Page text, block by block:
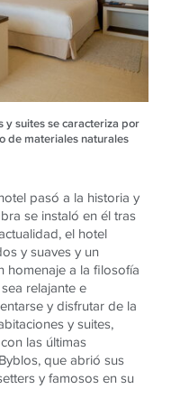
y suites se caracteriza por
de materiales naturales
pasó a la historia y
se instaló en él tras
el hotel
y suaves y un
homenaje a la filosofía
relajante e
y disfrutar de la
y suites,
las últimas
que abrió sus
y famosos en su